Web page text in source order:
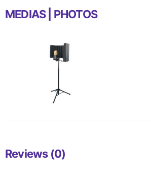
MEDIAS | PHOTOS
Reviews (0)